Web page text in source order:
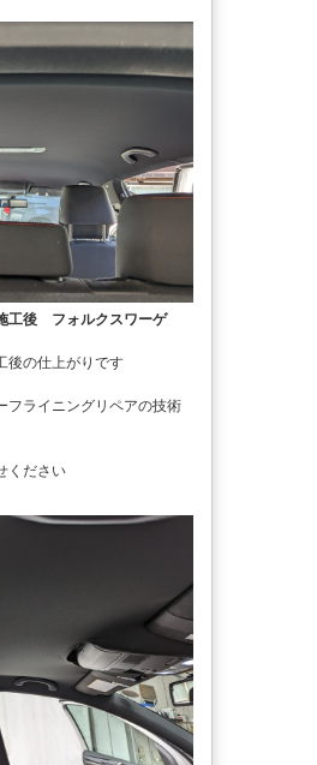
工後 フォルクスワーゲ
後の仕上がりです
フライニングリペアの技術
ください